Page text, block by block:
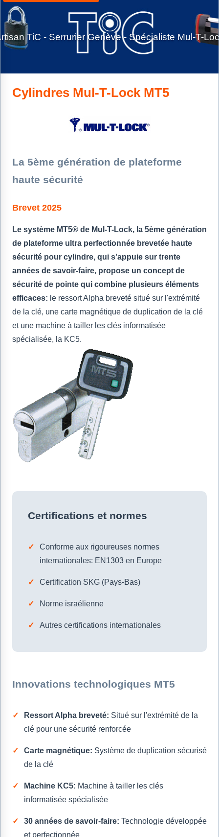
TiC - Serrurier Genève - Spécialiste Mul-T-
Cylindres Mul-T-Lock MT5
La 5ème génération de plateforme
haute sécurité
Brevet 2025
Le système MT5® de Mul-T-Lock, la 5ème génération
de plateforme ultra perfectionnée brevetée haute
sécurité pour cylindre, qui s'appuie sur trente
années de savoir-faire, propose un concept de
sécurité de pointe qui combine plusieurs éléments
efficaces: le ressort Alpha breveté situé sur l'extrémité
de la clé, une carte magnétique de duplication de la clé
et une machine à tailler les clés informatisée
spécialisée, la KC5.
Certifications et normes
Conforme aux rigoureuses normes
internationales: EN1303 en Europe
Certification SKG (Pays-Bas)
Norme israélienne
Autres certifications internationales
Innovations technologiques MT5
Ressort Alpha breveté: Situé sur l'extrémité de la
clé pour une sécurité renforcée
Carte magnétique: Système de duplication sécurisé
de la clé
Machine KC5: Machine à tailler les clés
informatisée spécialisée
30 années de savoir-faire: Technologie développée
et perfectionnée